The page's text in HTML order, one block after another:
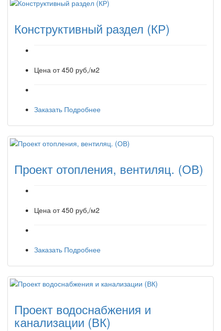
Конструктивный раздел (КР)
Цена от450 руб,/м2
Заказать Подробнее
Проект отопления, вентиляц. (ОВ)
Цена от450 руб,/м2
Заказать Подробнее
Проект водоснабжения и
канализации (ВК)